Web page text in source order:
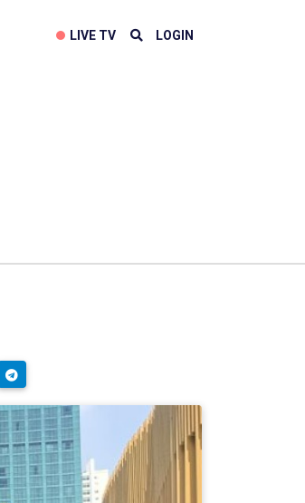
LIVE TV LOGIN